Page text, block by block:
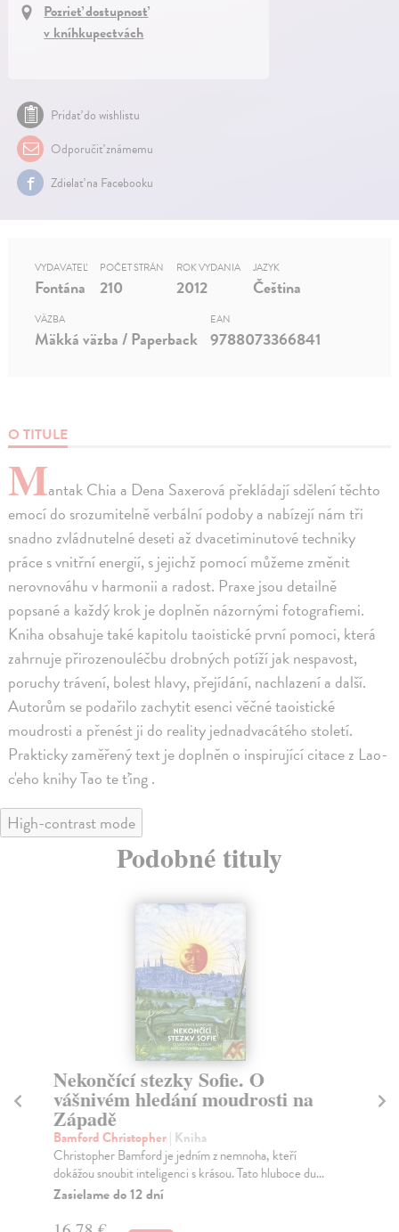
Pozrieť dostupnosť
v kníhkupectvách
Pridať do wishlistu
Odporučiť známemu
Zdielať na Facebooku
O TITULE
Mantak Chia a Dena Saxerová překládají sdělení těchto
emocí do srozumitelně verbální podoby a nabízejí nám tři
snadno zvládnutelné deseti až dvacetiminutové techniky
práce s vnitřní energií, s jejichž pomocí můžeme změnit
nerovnováhu v harmonii a radost. Praxe jsou detailně
popsané a každý krok je doplněn názornými fotografiemi.
Kniha obsahuje také kapitolu taoistické první pomoci, která
zahrnuje přirozenouléčbu drobných potíží jak nespavost,
poruchy trávení, bolest hlavy, přejídání, nachlazení a další.
Autorům se podařilo zachytit esenci věčné taoistické
moudrosti a přenést ji do reality jednadvacátého století.
Prakticky zaměřený text je doplněn o inspirující citace z Lao-
c'eho knihy Tao te ťing .
VYDAVATEĽ
Fontána
POČET STRÁN
210
ROK VYDANIA
2012
JAZYK
Čeština
VÄZBA
Mäkká väzba / Paperback
EAN
9788073366841
High-contrast mode
Podobné tituly
Nekončící stezky Sofie. O
vášnivém hledání moudrosti na
Západě
Bamford Christopher| Kniha
Christopher Bamford je jedním z nemnoha, kteří
dokážou snoubit inteligenci s krásou. Tato hluboce du...
Zasielame do 12 dní